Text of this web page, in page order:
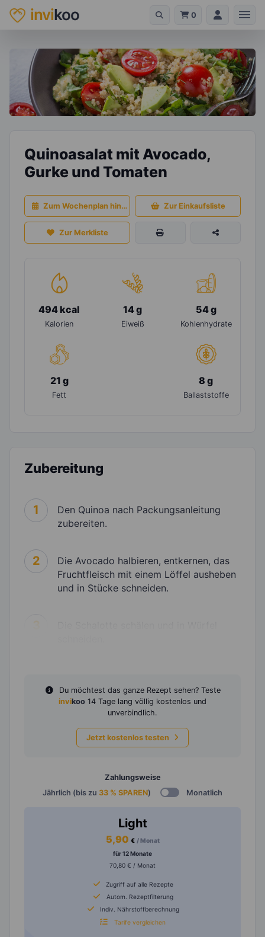
invikoo 0
Quinoasalat mit Avocado,
Gurke und Tomaten
Zum Wochenplan hinzufügen Zur Einkaufsliste
Zur Merkliste
494 kcal
Kalorien
14 g
Eiweiß
54 g
Kohlenhydrate
21 g
Fett
8 g
Ballaststoffe
Zubereitung
1
Den Quinoa nach Packungsanleitung
zubereiten.
2
Die Avocado halbieren, entkernen, das
Fruchtfleisch mit einem Löffel ausheben
und in Stücke schneiden.
Du möchtest das ganze Rezept sehen? Teste
invikoo 14 Tage lang völlig kostenlos und
unverbindlich.
Jetzt kostenlos testen
Zahlungsweise
Jährlich (bis zu 33 % SPAREN) Monatlich
Light
5,90 € / Monat
für 12 Monate
70,80 € / Monat
Zugriff auf alle Rezepte
Autom. Rezeptfilterung
Indiv. Nährstoffberechnung
Tarife vergleichen